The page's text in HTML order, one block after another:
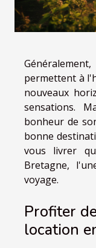
permettent à
nouveaux
sensations.
bonheur de
bonne
vous livrer
Bretagne,
voyage.
Profiter
location